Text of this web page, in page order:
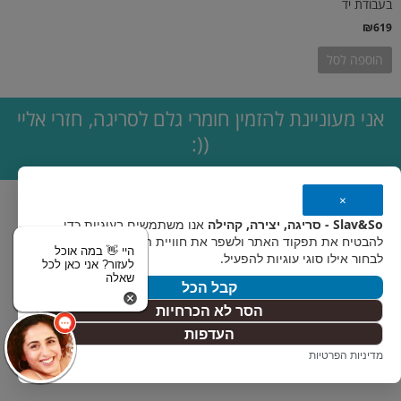
בעבודת יד
₪619
הוספה לסל
אני מעוניינת להזמין חומרי גלם לסריגה, חזרי אליי
((:
×
Slav&So - סריגה, יצירה, קהילה
אנו משתמשים בעוגיות כדי
להבטיח את תפקוד האתר ולשפר את חוויית המשתמש. אפשר
לבחור אילו סוגי עוגיות להפעיל.
קבל הכל
הסר לא הכרחיות
העדפות
מדיניות הפרטיות
היי 👋 במה אוכל
לעזור? אני כאן לכל
שאלה